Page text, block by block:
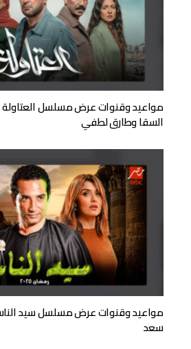
السقا وطارق لطفي
مواعيد وقنوات عرض مسلسل سيد
سعد